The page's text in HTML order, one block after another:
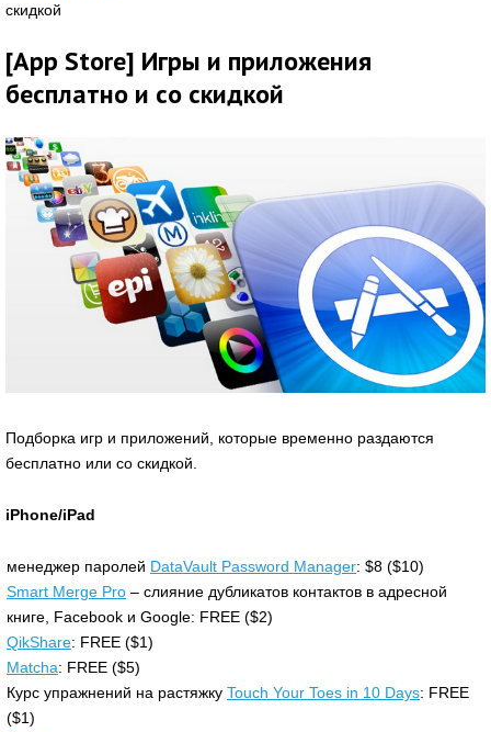
скидкой
[App Store] Игры и приложения
бесплатно и со скидкой
Подборка игр и приложений, которые временно раздаются
бесплатно или со скидкой.
iPhone/iPad
менеджер паролей DataVault Password Manager: $8 ($10)
Smart Merge Pro – слияние дубликатов контактов в адресной
книге, Facebook и Google: FREE ($2)
QikShare: FREE ($1)
Matcha: FREE ($5)
Курс упражнений на растяжку Touch Your Toes in 10 Days: FREE
($1)